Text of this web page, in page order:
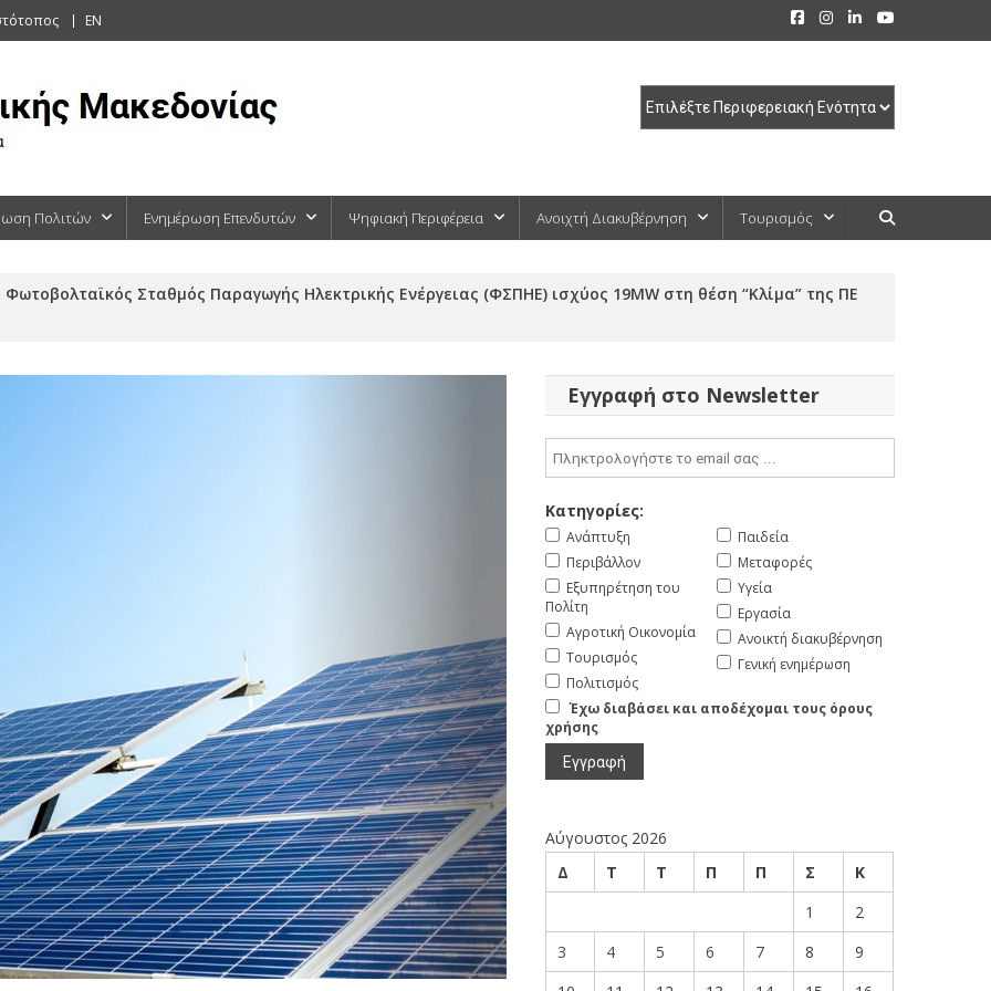
EN
Πολιτών Ενημέρωση Επενδυτών Ψηφιακή Περιφέρεια Ανοιχτή Διακυβέρνηση Τουρισμός
Φωτοβολταϊκός Σταθμός Παραγωγής Ηλεκτρικής Ενέργειας (ΦΣΠΗΕ) ισχύος 19MW στη θέση “Κλίμα” της ΠΕ
Εγγραφή στο Newsletter
Κατηγορίες:
Ανάπτυξη
Περιβάλλον
Εξυπηρέτηση του
Πολίτη
Αγροτική Οικονομία
Τουρισμός
Πολιτισμός
Παιδεία
Μεταφορές
Υγεία
Εργασία
Ανοικτή διακυβέρνηση
Γενική ενημέρωση
Έχω διαβάσει και αποδέχομαι τους όρους
χρήσης
Αύγουστος 2026
Δ
Τ Τ Π Π Σ
Κ
1
2
3
4 5 6 7 8
9